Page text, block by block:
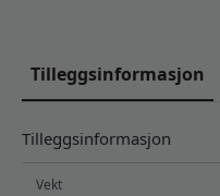
Tilleggsinformasjon
Tilleggsinformasjon
Vekt